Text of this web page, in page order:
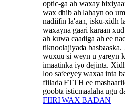
optic-ga ah waxay
wax dhib ah lahayn oo
nadiifin la'aan, isku-xidh
waxayna gaari karaan
ah kuwa caadiga ah ee
tiknoolajiyada
wuxuu si weyn u yareyn
imaatinka iyo dejinta.
loo safeeyey waxaa inta
fiilada FTTH ee
goobta isticmaalaha ugu
FIIRI WAX BADAN